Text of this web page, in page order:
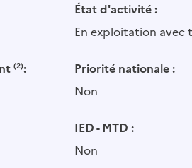
État d'activité :
En exploitation avec
(2):
Priorité nationale :
Non
IED - MTD :
Non